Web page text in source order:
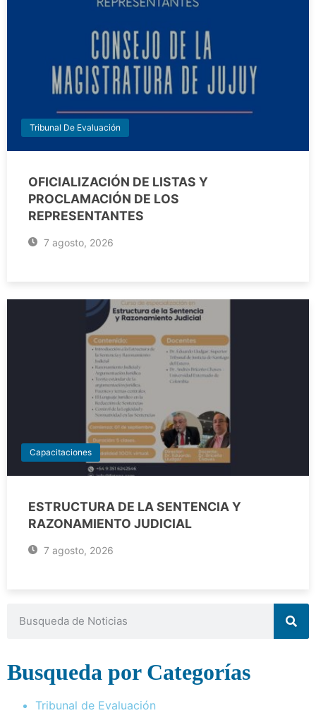
Tribunal De Evaluación
OFICIALIZACIÓN DE LISTAS Y
PROCLAMACIÓN DE LOS
REPRESENTANTES
7 agosto, 2026
Capacitaciones
ESTRUCTURA DE LA SENTENCIA Y
RAZONAMIENTO JUDICIAL
7 agosto, 2026
Busqueda por Categorías
Tribunal de Evaluación